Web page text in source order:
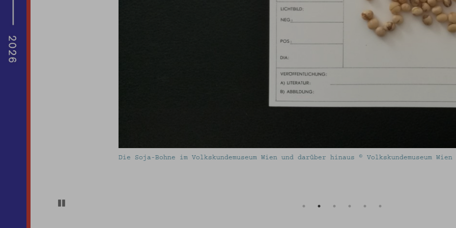
Die Soja-Bohne im Volkskundemuseum Wien und darüber hinaus © Volkskundemuseum Wien